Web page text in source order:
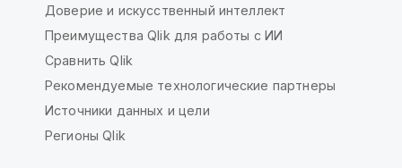
Доверие и искусственный интеллект
Преимущества Qlik для работы с ИИ
Сравнить Qlik
Рекомендуемые технологические партнеры
Источники данных и цели
Регионы Qlik